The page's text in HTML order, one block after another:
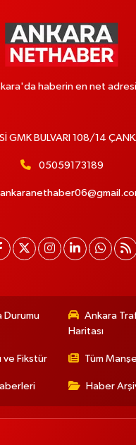
haberin en net adresi
GMK BULVARI 108/14
05059173189
Durumu
Ankara
Haritası
ve Fikstür Tüm
Haber